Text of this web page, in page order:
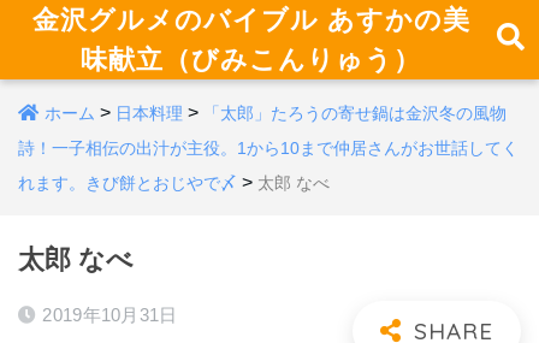
金沢グルメのバイブル あすかの美
味献立（びみこんりゅう）
ホーム > 日本料理 >
「太郎」たろうの寄せ鍋は金沢冬の風物
詩！一子相伝の出汁が主役。1から10まで仲居さんがお世話してく
れます。きび餅とおじやで〆 > 太郎 なべ
太郎 なべ
2019年10月31日